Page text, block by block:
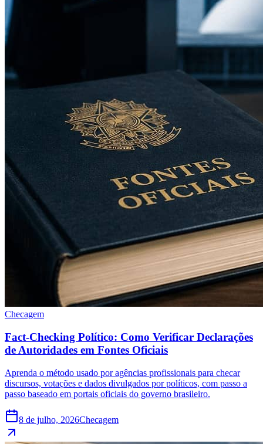
Checagem
Fact-Checking Político: Como Verificar Declarações
de Autoridades em Fontes Oficiais
Aprenda o método usado por agências profissionais para checar
discursos, votações e dados divulgados por políticos, com passo a
passo baseado em portais oficiais do governo brasileiro.
8 de julho, 2026Checagem